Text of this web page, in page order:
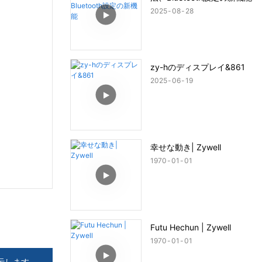
2025 08 28
zy-hのディスプレイ&861
2025 06 19
幸せな動き| Zywell
1970 01 01
Futu Hechun | Zywell
1970 01 01